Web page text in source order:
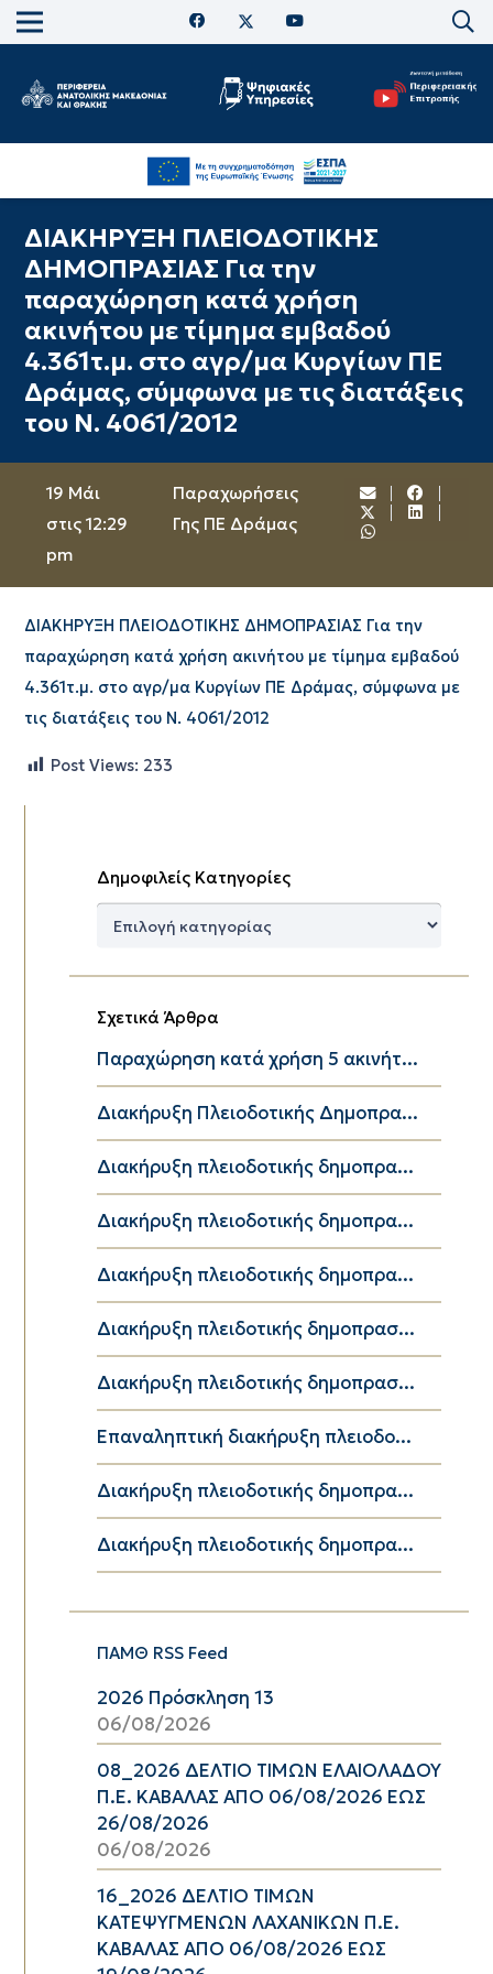
ΔΙΑΚΗΡΥΞΗ ΠΛΕΙΟΔΟΤΙΚΗΣ
ΔΗΜΟΠΡΑΣΙΑΣ Για την
παραχώρηση κατά χρήση
ακινήτου με τίμημα εμβαδού
4.361τ.μ. στο αγρ/μα Κυργίων ΠΕ
Δράμας, σύμφωνα με τις διατάξεις
του Ν. 4061/2012
19 Μάι
στις 12:29
pm
Παραχωρήσεις
Γης ΠΕ Δράμας
ΔΙΑΚΗΡΥΞΗ ΠΛΕΙΟΔΟΤΙΚΗΣ ΔΗΜΟΠΡΑΣΙΑΣ Για την
παραχώρηση κατά χρήση ακινήτου με τίμημα εμβαδού
4.361τ.μ. στο αγρ/μα Κυργίων ΠΕ Δράμας, σύμφωνα με
τις διατάξεις του Ν. 4061/2012
Post Views: 233
Δημοφιλείς Κατηγορίες
Δημοφιλείς
Σχετικά Άρθρα
Παραχώρηση κατά χρήση 5 ακινήτ...
Διακήρυξη Πλειοδοτικής Δημοπρα...
Διακήρυξη πλειοδοτικής δημοπρα...
Διακήρυξη πλειοδοτικής δημοπρα...
Διακήρυξη πλειοδοτικής δημοπρα...
Διακήρυξη πλειδοτικής δημοπρασ...
Διακήρυξη πλειδοτικής δημοπρασ...
Επαναληπτική διακήρυξη πλειοδο...
Διακήρυξη πλειοδοτικής δημοπρα...
Διακήρυξη πλειοδοτικής δημοπρα...
ΠΑΜΘ RSS Feed
2026 Πρόσκληση 13
06/08/2026
08_2026 ΔΕΛΤΙΟ ΤΙΜΩΝ ΕΛΑΙΟΛΑΔΟΥ
Π.Ε. ΚΑΒΑΛΑΣ ΑΠΟ 06/08/2026 ΕΩΣ
26/08/2026
06/08/2026
16_2026 ΔΕΛΤΙΟ ΤΙΜΩΝ
ΚΑΤΕΨΥΓΜΕΝΩΝ ΛΑΧΑΝΙΚΩΝ Π.Ε.
ΚΑΒΑΛΑΣ ΑΠΟ 06/08/2026 ΕΩΣ